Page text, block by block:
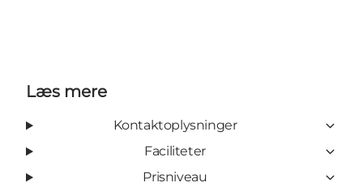
Læs mere
Kontaktoplysninger
Faciliteter
Prisniveau